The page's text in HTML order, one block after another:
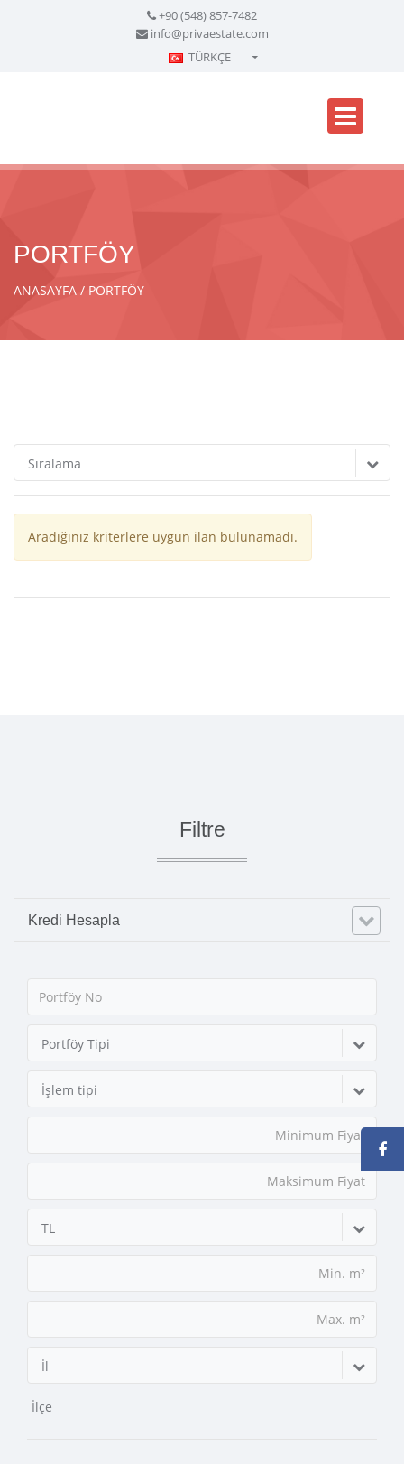
+90 (548) 857-7482
info@privaestate.com
TÜRKÇE
PORTFÖY
ANASAYFA PORTFÖY
Sıralama
Aradığınız kriterlere uygun ilan bulunamadı.
Filtre
Kredi Hesapla
Portföy Tipi
İşlem tipi
TL
İl